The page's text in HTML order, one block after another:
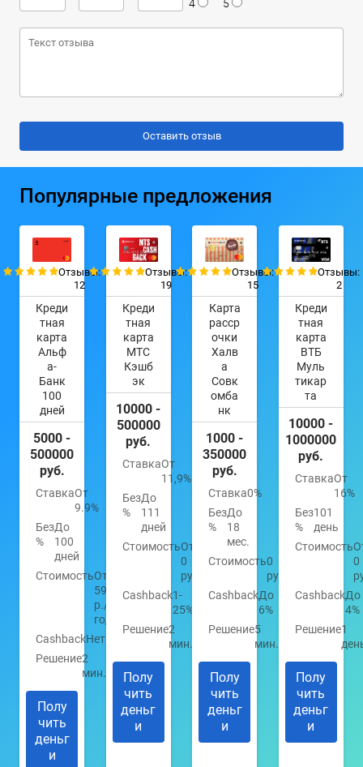
4 5
Популярные предложения
Отзывы:
12
Креди
тная
карта
Альф
а-
Банк
100
дней
5000 -
500000
руб.
СтавкаОт
9.9%
Без
%
До
100
дней
СтоимостьОт
590
р./
год
CashbackНет
Решение2
мин.
Полу
чить
деньг
и
Отзывы:
19
Креди
тная
карта
МТС
Кэшб
эк
10000 -
500000
руб.
СтавкаОт
11,9%
Без
%
До
111
дней
СтоимостьОт
0
руб.
Cashback1-
25%
Решение2
мин.
Полу
чить
деньг
и
Отзывы:
15
Карта
расср
очки
Халв
а
Совк
омба
нк
1000 -
350000
руб.
Ставка0%
Без
%
До
18
мес.
Стоимость0
руб.
CashbackДо
6%
Решение5
мин.
Полу
чить
деньг
и
Отзывы:
2
Креди
тная
карта
ВТБ
Муль
тикар
та
10000 -
1000000
руб.
СтавкаОт
16%
Без
%
101
день
Стоимость
0
CashbackДо
4%
Решение1
Полу
чить
деньг
и